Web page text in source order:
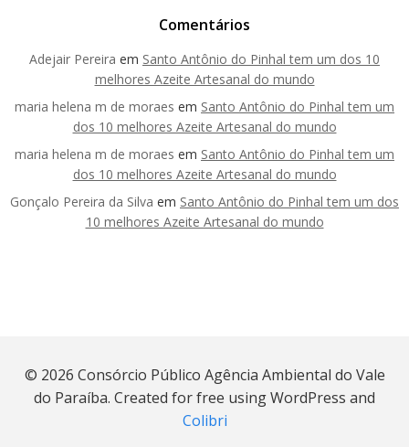
Comentários
Adejair Pereira em Santo Antônio do Pinhal tem um dos 10
melhores Azeite Artesanal do mundo
maria helena m de moraes em Santo Antônio do Pinhal tem um
dos 10 melhores Azeite Artesanal do mundo
maria helena m de moraes em Santo Antônio do Pinhal tem um
dos 10 melhores Azeite Artesanal do mundo
Gonçalo Pereira da Silva em Santo Antônio do Pinhal tem um dos
10 melhores Azeite Artesanal do mundo
© 2026 Consórcio Público Agência Ambiental do Vale
do Paraíba. Created for free using WordPress and
Colibri